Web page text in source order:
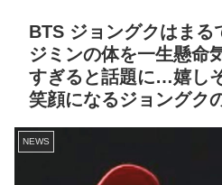
BTS ジョングクはまる
ジミンの体を一生懸命
すぎると話題に…嬉し
笑顔になるジョングク
NEWS